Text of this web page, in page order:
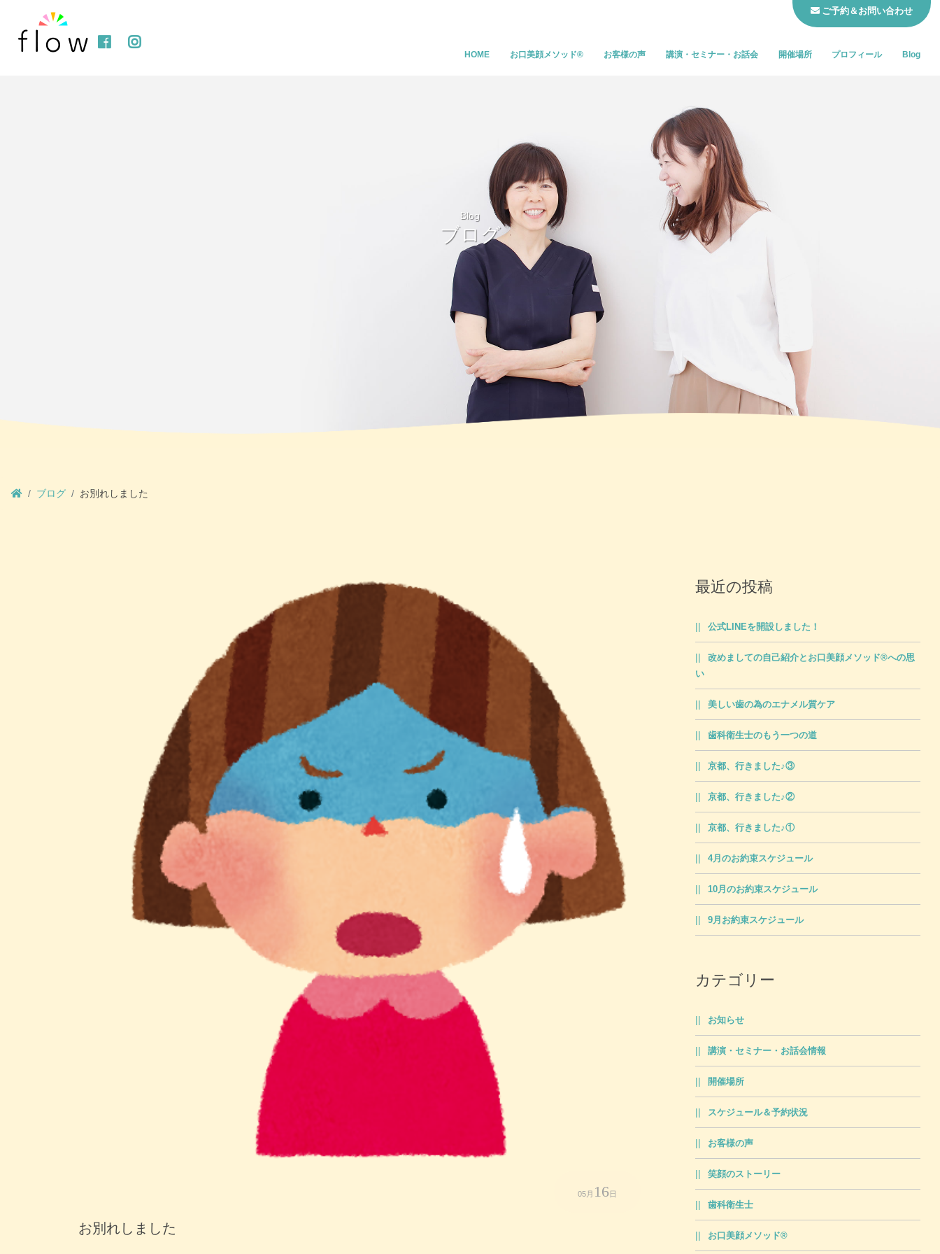
ご予約＆お問い合わせ
HOME お口美顔メソッド® お客様の声 講演・セミナー・お話会 開催場所 プロフィール Blog
Blog
ブログ
ブログ お別れしました
05月 16日
お別れしました
最近の投稿
公式LINEを開設しました！
改めましての自己紹介とお口美顔メソッド®への思
い
美しい歯の為のエナメル質ケア
歯科衛生士のもう一つの道
京都、行きました♪③
京都、行きました♪②
京都、行きました♪①
4月のお約束スケジュール
10月のお約束スケジュール
9月お約束スケジュール
カテゴリー
お知らせ
講演・セミナー・お話会情報
開催場所
スケジュール＆予約状況
お客様の声
笑顔のストーリー
歯科衛生士
お口美顔メソッド®